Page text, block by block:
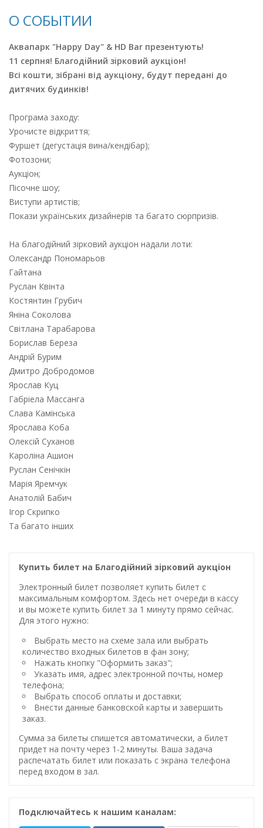
О СОБЫТИИ
Аквапарк "Happy Day" & HD Bar презентують!
11 серпня! Благодiйний зiрковий аукцiон!
Всі кошти, зібрані від аукціону, будут передані до
дитячих будинків!
Програма заходу:
Урочисте вiдкриття;
Фуршет (дегустацiя вина/кендiбар);
Фотозони;
Аукцiон;
Пiсочне шоу;
Виступи артистiв;
Покази українських дизайнерів та багато сюрпризів.
На благодійний зірковий аукціон надали лоти:
Олександр Пономарьов
Гайтана
Руслан Квiнта
Костянтин Грубич
Янiна Соколова
Свiтлана Тарабарова
Борислав Береза
Андрiй Бурим
Дмитро Добродомов
Ярослав Куц
Габрiела Массанга
Слава Камiнська
Ярослава Коба
Олексiй Суханов
Каролiна Ашион
Руслан Сенiчкiн
Марiя Яремчук
Анатолій Бабич
Ігор Скрипко
Та багато iнших
Купить билет на Благодiйний зiрковий аукцiон
Электронный билет позволяет купить билет с
максимальным комфортом. Здесь нет очереди в кассу
и вы можете купить билет за 1 минуту прямо сейчас.
Для этого нужно:
Выбрать место на схеме зала или выбрать
количество входных билетов в фан зону;
Нажать кнопку "Оформить заказ";
Указать имя, адрес электронной почты, номер
телефона;
Выбрать способ оплаты и доставки;
Внести данные банковской карты и завершить
заказ.
Сумма за билеты спишется автоматически, а билет
придет на почту через 1-2 минуты. Ваша задача
распечатать билет или показать с экрана телефона
перед входом в зал.
Подключайтесь к нашим каналам: